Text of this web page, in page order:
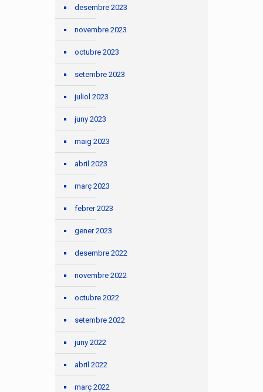
desembre 2023
novembre 2023
octubre 2023
setembre 2023
juliol 2023
juny 2023
maig 2023
abril 2023
març 2023
febrer 2023
gener 2023
desembre 2022
novembre 2022
octubre 2022
setembre 2022
juny 2022
abril 2022
març 2022